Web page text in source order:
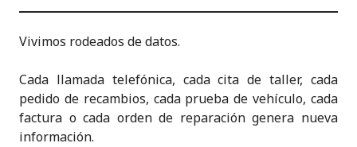
Vivimos rodeados de datos.
Cada llamada telefónica, cada cita de taller, cada
pedido de recambios, cada prueba de vehículo, cada
factura o cada orden de reparación genera nueva
información.